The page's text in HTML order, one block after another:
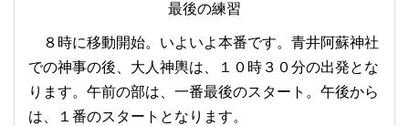
最後の練習
８時に移動開始。いよいよ本番です。青井阿蘇神社
での神事の後、大人神輿は、１０時３０分の出発とな
ります。午前の部は、一番最後のスタート。午後から
は、１番のスタートとなります。